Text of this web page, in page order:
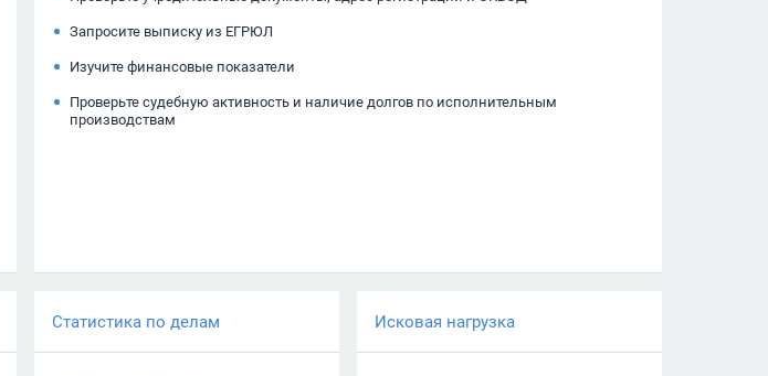
Запросите выписку из ЕГРЮЛ
Изучите финансовые показатели
Проверьте судебную активность и наличие долгов по исполнительным
производствам
Статистика по делам Исковая нагрузка